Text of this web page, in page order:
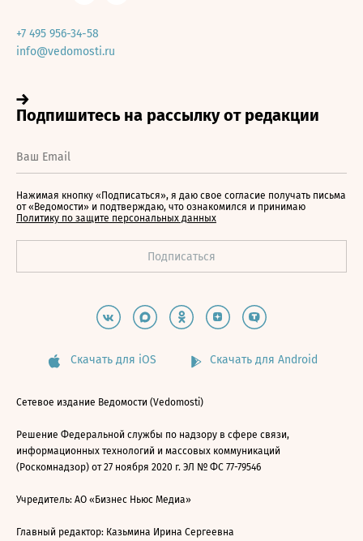
+7 495 956-34-58
info@vedomosti.ru
Нажимая кнопку «Подписаться», я даю свое согласие получать письма
от «Ведомости» и подтверждаю, что ознакомился и принимаю
Политику по защите персональных данных
Скачать для iOS Скачать для Android
Сетевое издание Ведомости (Vedomosti)
Решение Федеральной службы по надзору в сфере связи,
информационных технологий и массовых коммуникаций
(Роскомнадзор) от 27 ноября 2020 г. ЭЛ № ФС 77-79546
Учредитель: АО «Бизнес Ньюс Медиа»
Главный редактор: Казьмина Ирина Сергеевна